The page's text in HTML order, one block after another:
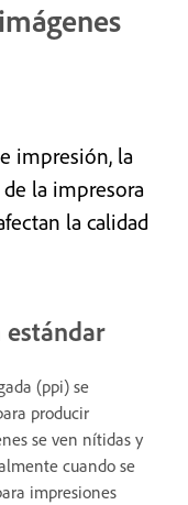
impresión, la
la impresora
la calidad
estándar
(ppi) se
producir
se ven nítidas y
cuando se
impresiones